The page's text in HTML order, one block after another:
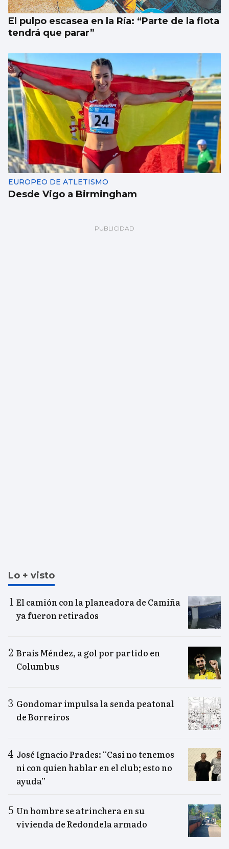
El pulpo escasea en la Ría: “Parte de la flota
tendrá que parar”
EUROPEO DE ATLETISMO
Desde Vigo a Birmingham
Lo + visto
El camión con la planeadora de Camiña
ya fueron retirados
Brais Méndez, a gol por partido en
Columbus
Gondomar impulsa la senda peatonal
de Borreiros
José Ignacio Prades: “Casi no tenemos
ni con quien hablar en el club; esto no
ayuda”
Un hombre se atrinchera en su
vivienda de Redondela armado